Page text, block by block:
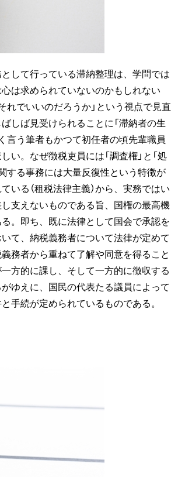
して行っている滞納整理は、学問では
は求められていないのかもしれない
でいいのだろうか」という視点で見直
しば見受けられることに「滞納者の生
言う筆者もかつて初任者の頃先輩職員
。なぜ徴税吏員には「調査権」と「処
する事務には大量反復性という特徴が
る（租税法律主義）から、実務ではい
支えないものである旨、国権の最高機
。即ち、既に法律として国会で承認を
て、納税義務者について法律が定めて
務者から重ねて了解や同意を得ること
方的に課し、そして一方的に徴収する
ゆえに、国民の代表たる議員によって
手続が定められているものである。